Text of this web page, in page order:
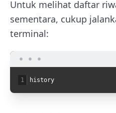
Untuk melihat daftar
sementara, cukup
terminal:
1 history